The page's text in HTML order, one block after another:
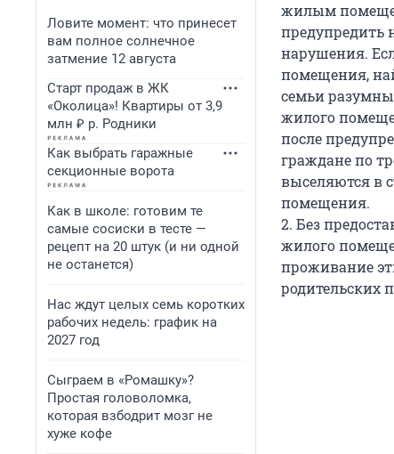
Ловите момент: что принесет
вам полное солнечное
затмение 12 августа
Старт продаж в ЖК
«Околица»! Квартиры от 3,9
млн ₽ р. Родники
Как выбрать гаражные
секционные ворота
Как в школе: готовим те
самые сосиски в тесте —
рецепт на 20 штук (и ни одной
не останется)
Нас ждут целых семь коротких
рабочих недель: график на
2027 год
Сыграем в «Ромашку»?
Простая головоломка,
которая взбодрит мозг не
хуже кофе
жилым
предупредить
нарушения.
помещения,
семьи
жилого
после
граждане по
выселяются в
помещения.
2. Без
жилого
проживание
родительских